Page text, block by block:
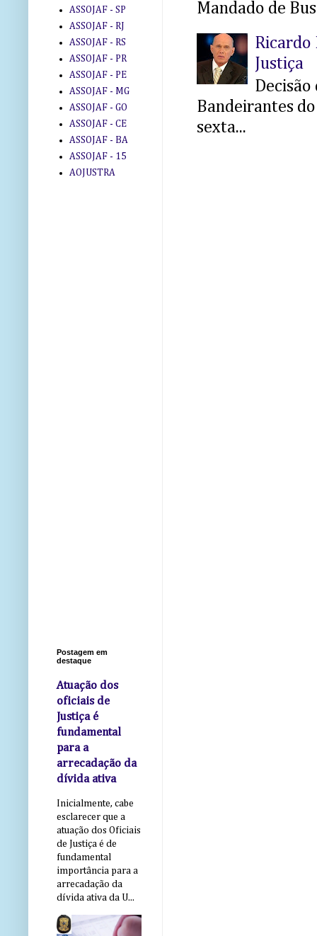
Mandado de
Ricardo
Justiça
Decisão
Bandeirantes
sexta...
ASSOJAF - SP
ASSOJAF - RJ
ASSOJAF - RS
ASSOJAF - PR
ASSOJAF - PE
ASSOJAF - MG
ASSOJAF - GO
ASSOJAF - CE
ASSOJAF - BA
ASSOJAF - 15
AOJUSTRA
Postagem em
destaque
Atuação dos
oficiais de
Justiça é
fundamental
para a
arrecadação da
dívida ativa
Inicialmente, cabe
esclarecer que a
atuação dos Oficiais
de Justiça é de
fundamental
importância para a
arrecadação da
dívida ativa da U...